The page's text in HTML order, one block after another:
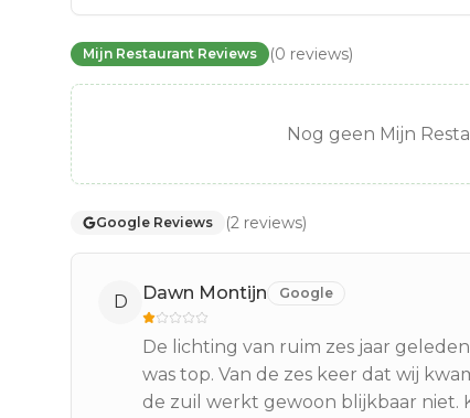
Mijn Restaurant Reviews (0 reviews)
Nog geen Mijn
Google Reviews (2 reviews)
D Dawn Montijn Google
De lichting van ruim zes jaar
was top. Van de zes keer dat wij
de zuil werkt gewoon blijkbaar niet.